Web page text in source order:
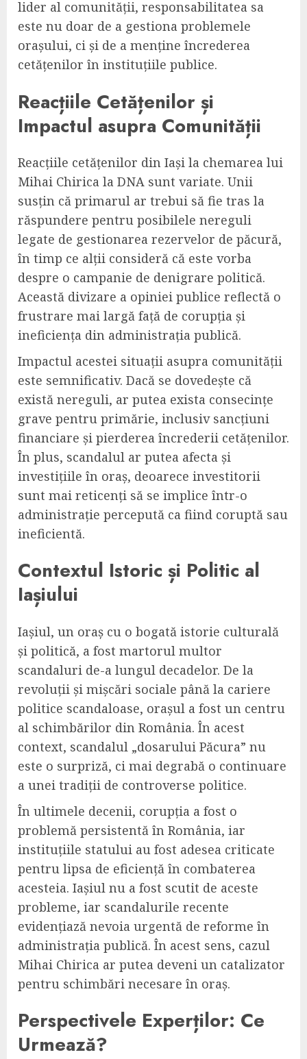
lider al comunității, responsabilitatea sa
este nu doar de a gestiona problemele
orașului, ci și de a menține încrederea
cetățenilor în instituțiile publice.
Reacțiile Cetățenilor și
Impactul asupra Comunității
Reacțiile cetățenilor din Iași la chemarea lui
Mihai Chirica la DNA sunt variate. Unii
susțin că primarul ar trebui să fie tras la
răspundere pentru posibilele nereguli
legate de gestionarea rezervelor de păcură,
în timp ce alții consideră că este vorba
despre o campanie de denigrare politică.
Această divizare a opiniei publice reflectă o
frustrare mai largă față de corupția și
ineficiența din administrația publică.
Impactul acestei situații asupra comunității
este semnificativ. Dacă se dovedește că
există nereguli, ar putea exista consecințe
grave pentru primărie, inclusiv sancțiuni
financiare și pierderea încrederii cetățenilor.
În plus, scandalul ar putea afecta și
investițiile în oraș, deoarece investitorii
sunt mai reticenți să se implice într-o
administrație percepută ca fiind coruptă sau
ineficientă.
Contextul Istoric și Politic al
Iașiului
Iașiul, un oraș cu o bogată istorie culturală
și politică, a fost martorul multor
scandaluri de-a lungul decadelor. De la
revoluții și mișcări sociale până la cariere
politice scandaloase, orașul a fost un centru
al schimbărilor din România. În acest
context, scandalul „dosarului Păcura” nu
este o surpriză, ci mai degrabă o continuare
a unei tradiții de controverse politice.
În ultimele decenii, corupția a fost o
problemă persistentă în România, iar
instituțiile statului au fost adesea criticate
pentru lipsa de eficiență în combaterea
acesteia. Iașiul nu a fost scutit de aceste
probleme, iar scandalurile recente
evidențiază nevoia urgentă de reforme în
administrația publică. În acest sens, cazul
Mihai Chirica ar putea deveni un catalizator
pentru schimbări necesare în oraș.
Perspectivele Experților: Ce
Urmează?